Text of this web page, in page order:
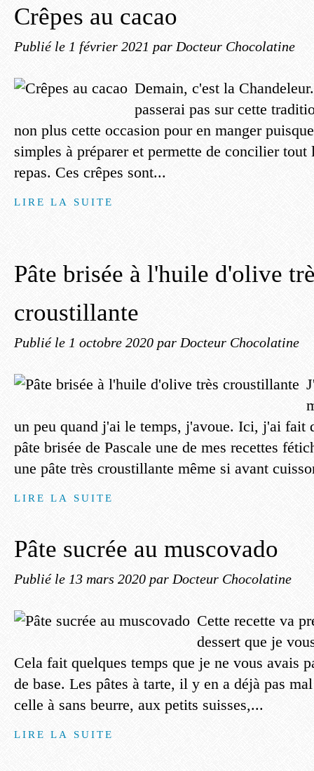
Crêpes au cacao
Publié le 1 février 2021 par Docteur Chocolatine
Demain, c'est la
passerai pas sur cette
non plus cette occasion pour en manger
simples à préparer et permette de concilier tout
repas. Ces crêpes sont...
LIRE LA SUITE
Pâte brisée à l'huile d'olive
croustillante
Publié le 1 octobre 2020 par Docteur Chocolatine
un peu quand j'ai le temps, j'avoue. Ici, j'ai fait
pâte brisée de Pascale une de mes recettes
une pâte très croustillante même si avant
LIRE LA SUITE
Pâte sucrée au muscovado
Publié le 13 mars 2020 par Docteur Chocolatine
Cette recette va
dessert que je
Cela fait quelques temps que je ne vous avais
de base. Les pâtes à tarte, il y en a déjà pas
celle à sans beurre, aux petits suisses,...
LIRE LA SUITE